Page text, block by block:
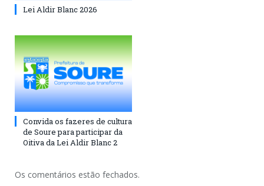
Lei Aldir Blanc 2026
Convida os fazeres de cultura
de Soure para participar da
Oitiva da Lei Aldir Blanc 2
Os comentários estão fechados.